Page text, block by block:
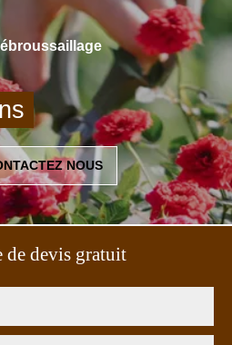
NOUS
de devis gratuit